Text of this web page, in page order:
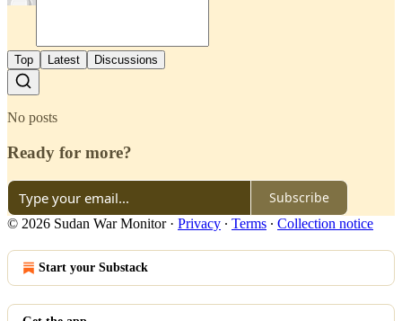
Top Latest Discussions
No posts
Ready for more?
Subscribe
© 2026 Sudan War Monitor· Privacy ∙ Terms ∙ Collection notice
Start your Substack